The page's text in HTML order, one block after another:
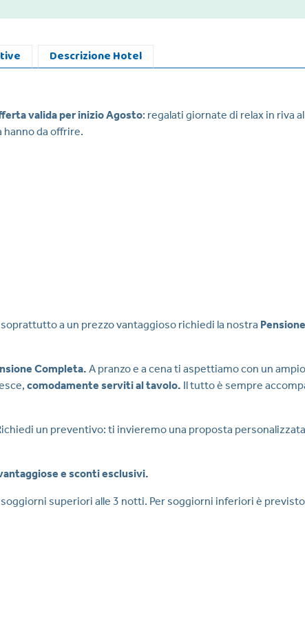
Descrizione Hotel
validaper inizio Agosto: regalati giornate di relax in riva
hanno da offrire.
a un prezzo vantaggioso richiedi la nostra
Completa. A pranzo e a cena ti aspettiamo con un
comodamente serviti al tavolo. Il tutto è sempre
un preventivo: ti invieremo una proposta
e sconti esclusivi.
superiori alle 3 notti. Per soggiorni inferiori è